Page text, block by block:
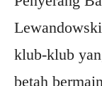
klub-klub
betah